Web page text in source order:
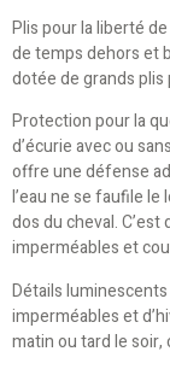
Plis pour la liberté
de temps dehors et
dotée de grands plis
Protection pour la
d’écurie avec ou
offre une défense
l’eau ne se faufile le
dos du cheval.
imperméables et
Détails
imperméables et
matin ou tard le soir,